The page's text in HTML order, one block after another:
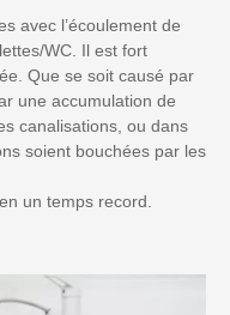
avec l’écoulement de
WC. Il est fort
Que se soit causé par
une accumulation de
canalisations, ou dans
soient bouchées par les
un temps record.